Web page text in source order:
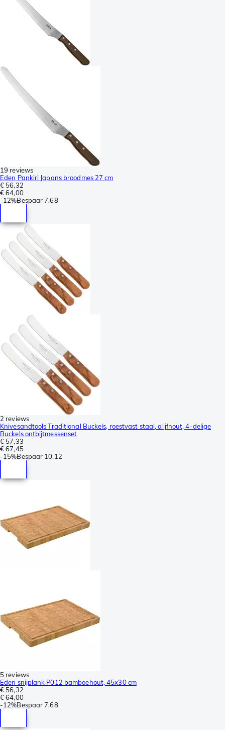
19 reviews
Eden Pankiri Japans broodmes 27 cm
€ 56,32
€ 64,00
-12%Bespaar 7,68
2 reviews
Knivesandtools Traditional Buckels, roestvast staal, olijfhout, 4-delige
Buckels ontbijtmessenset
€ 57,33
€ 67,45
-15%Bespaar 10,12
5 reviews
Eden snijplank P012 bamboehout, 45x30 cm
€ 56,32
€ 64,00
-12%Bespaar 7,68